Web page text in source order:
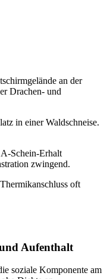
an der
Drachen- und
in einer Waldschneise.
Schein-Erhalt
zwingend.
oft
Aufenthalt
soziale Komponente am